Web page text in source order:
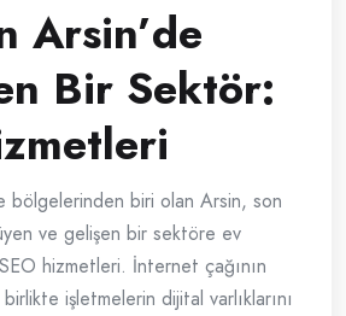
Arsin’de
Bir Sektör:
bölgelerinden biri olan Arsin, son
ve gelişen bir sektöre ev
hizmetleri. İnternet çağının
işletmelerin dijital varlıklarını